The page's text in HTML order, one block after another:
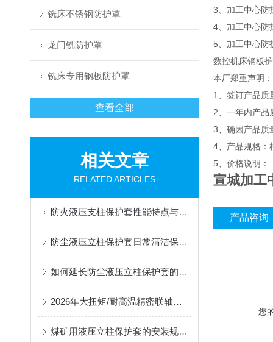
铣床不锈钢防护罩
龙门铣防护罩
铣床专用钢板防护罩
查看全部
相关文章
RELATED ARTICLES
防火液压支柱保护套性能特点与阻燃防护应用
防尘液压立柱保护套日常清洁保养与更换规范
如何延长防尘液压立柱保护套的使用寿命？
2026年大扭矩/耐高温精密联轴器定制找哪家？能实现精准定制的优质厂家盘点
煤矿用液压立柱保护套的安装规范与使用寿命提升方案
3、加工中心防
4、加工中心防
5、加工中心防
数控机床钢板
本厂郑重声明：
1、签订产品质
2、一年内产品
3、确因产品质
4、产品规格：
5、价格说明：
宣城加工
产品咨询
您